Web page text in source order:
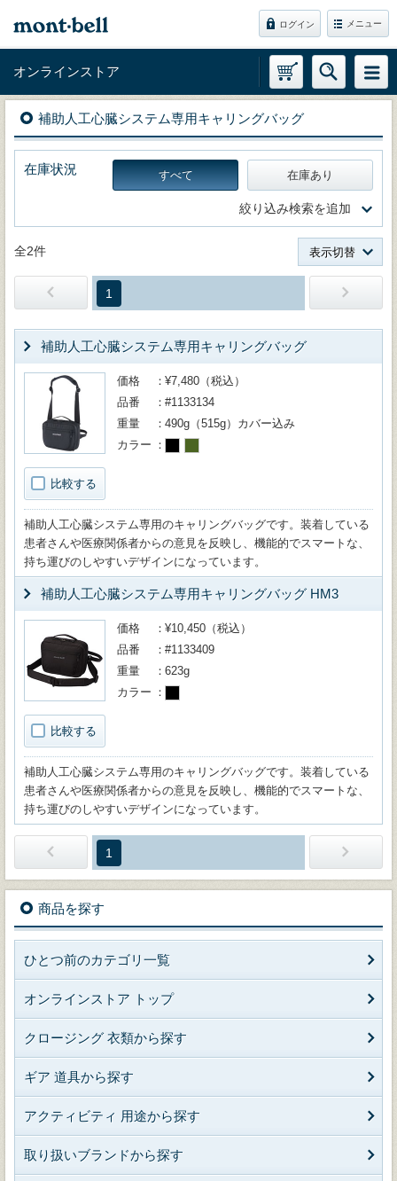
ログイン メニュー
オンラインストア
補助人工心臓システム専用キャリングバッグ
在庫状況 すべて 在庫あり
絞り込み検索を追加
全2件 表示切替
1
補助人工心臓システム専用キャリングバッグ
比較する
価格
¥7,480（税込）
品番
#1133134
重量
490g（515g）カバー込み
カラー
補助人工心臓システム専用のキャリングバッグです。装着している
患者さんや医療関係者からの意見を反映し、機能的でスマートな、
持ち運びのしやすいデザインになっています。
補助人工心臓システム専用キャリングバッグ HM3
比較する
価格
¥10,450（税込）
品番
#1133409
重量
623g
カラー
補助人工心臓システム専用のキャリングバッグです。装着している
患者さんや医療関係者からの意見を反映し、機能的でスマートな、
持ち運びのしやすいデザインになっています。
1
商品を探す
ひとつ前のカテゴリ一覧
オンラインストア トップ
クロージング 衣類から探す
ギア 道具から探す
アクティビティ 用途から探す
取り扱いブランドから探す